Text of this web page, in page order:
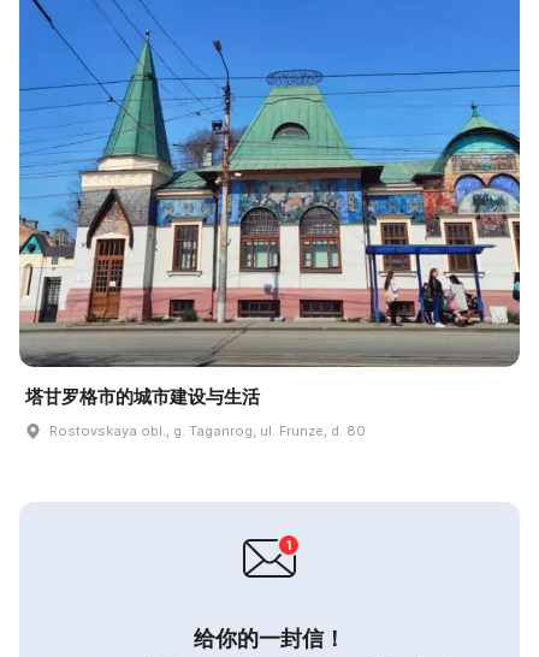
塔甘罗格市的城市建设与生活
Rostovskaya obl., g. Taganrog, ul. Frunze, d. 80
给你的一封信！